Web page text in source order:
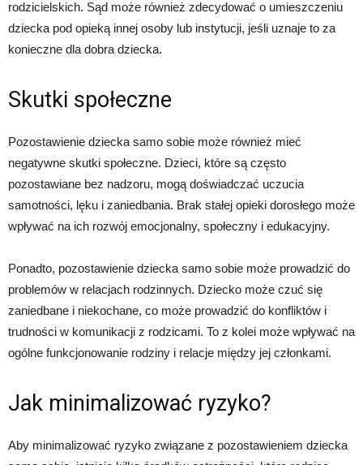
rodzicielskich. Sąd może również zdecydować o umieszczeniu
dziecka pod opieką innej osoby lub instytucji, jeśli uznaje to za
konieczne dla dobra dziecka.
Skutki społeczne
Pozostawienie dziecka samo sobie może również mieć
negatywne skutki społeczne. Dzieci, które są często
pozostawiane bez nadzoru, mogą doświadczać uczucia
samotności, lęku i zaniedbania. Brak stałej opieki dorosłego może
wpływać na ich rozwój emocjonalny, społeczny i edukacyjny.
Ponadto, pozostawienie dziecka samo sobie może prowadzić do
problemów w relacjach rodzinnych. Dziecko może czuć się
zaniedbane i niekochane, co może prowadzić do konfliktów i
trudności w komunikacji z rodzicami. To z kolei może wpływać na
ogólne funkcjonowanie rodziny i relacje między jej członkami.
Jak minimalizować ryzyko?
Aby minimalizować ryzyko związane z pozostawieniem dziecka